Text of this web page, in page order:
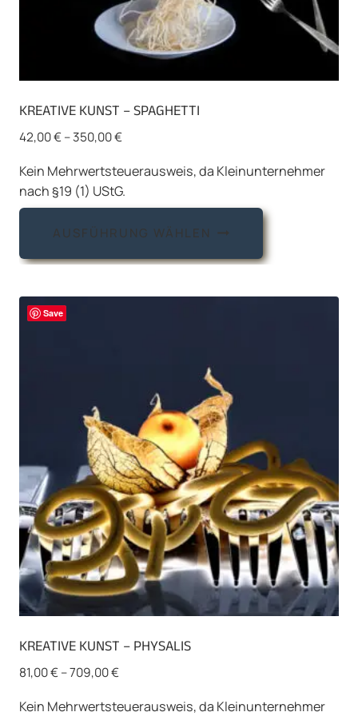
KREATIVE KUNST – SPAGHETTI
42,00€–350,00€
Kein Mehrwertsteuerausweis, da Kleinunternehmer
nach §19 (1) UStG.
AUSFÜHRUNG WÄHLEN
Dieses
weist
der
Produktseite
gewählt
werden
Save
KREATIVE KUNST – PHYSALIS
81,00€–709,00€
Kein Mehrwertsteuerausweis, da Kleinunternehmer